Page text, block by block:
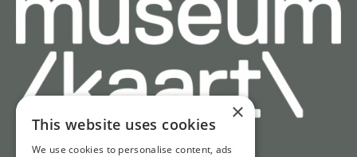
×
This website uses cookies
We use cookies to personalise content, ads